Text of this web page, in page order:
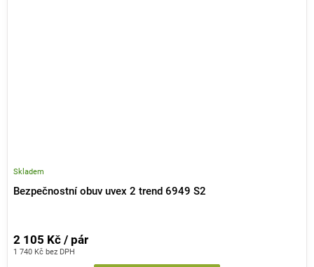
Bezpečnostní obuv uvex 2 trend 6949 S2
Skladem
1 740 Kč bez DPH
2 105 Kč / pár